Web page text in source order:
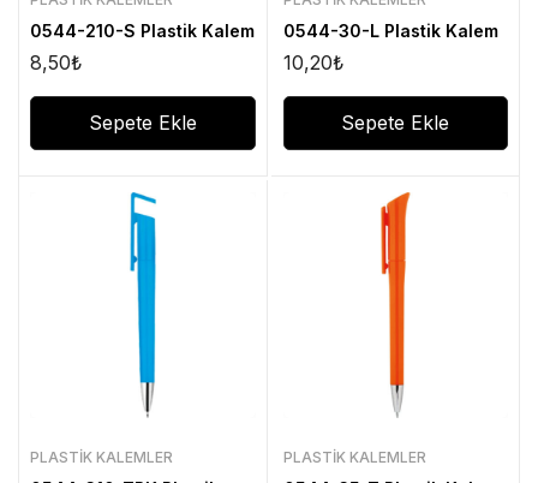
0544-210-S Plastik Kalem
8,50₺
Sepete Ekle
0544-30-L Plastik Kalem
10,20₺
Sepete Ekle
PLASTIK KALEMLER PLASTIK KALEMLER